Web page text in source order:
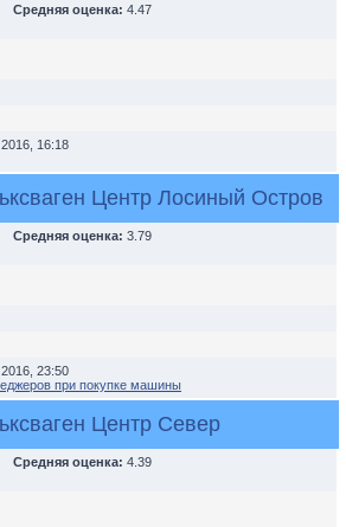
Средняя оценка: 4.47
16:18
Центр Лосиный Остров
Средняя оценка: 3.79
23:50
при покупке машины
Центр Север
Средняя оценка: 4.39